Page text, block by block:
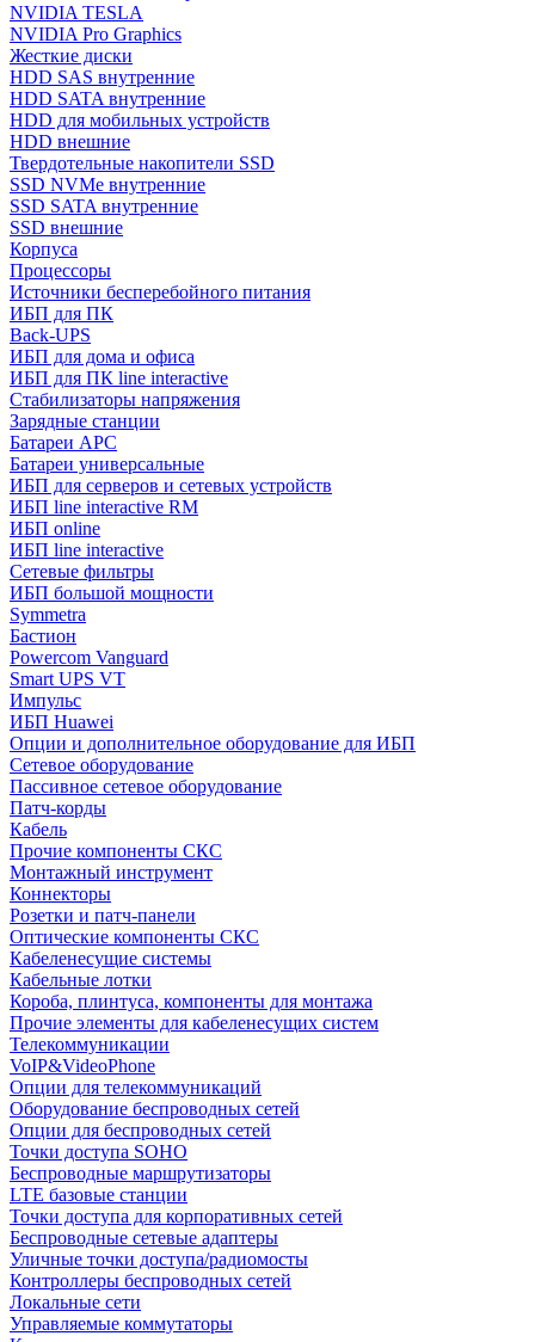
NVIDIA TESLA
NVIDIA Pro Graphics
Жесткие диски
HDD SAS внутренние
HDD SATA внутренние
HDD для мобильных устройств
HDD внешние
Твердотельные накопители SSD
SSD NVMe внутренние
SSD SATA внутренние
SSD внешние
Корпуса
Процессоры
Источники бесперебойного питания
ИБП для ПК
Back-UPS
ИБП для дома и офиса
ИБП для ПК linе interactive
Стабилизаторы напряжения
Зарядные станции
Батареи APC
Батареи универсальные
ИБП для серверов и сетевых устройств
ИБП line interactive RM
ИБП online
ИБП linе interactive
Сетевые фильтры
ИБП большой мощности
Symmetra
Бастион
Powercom Vanguard
Smart UPS VT
Импульс
ИБП Huawei
Опции и дополнительное оборудование для ИБП
Сетевое оборудование
Пассивное сетевое оборудование
Патч-корды
Кабель
Прочие компоненты СКС
Монтажный инструмент
Коннекторы
Розетки и патч-панели
Оптические компоненты СКС
Кабеленесущие системы
Кабельные лотки
Короба, плинтуса, компоненты для монтажа
Прочие элементы для кабеленесущих систем
Телекоммуникации
VoIP&VideoPhone
Опции для телекоммуникаций
Оборудование беспроводных сетей
Опции для беспроводных сетей
Точки доступа SOHO
Беспроводные маршрутизаторы
LTE базовые станции
Точки доступа для корпоративных сетей
Беспроводные сетевые адаптеры
Уличные точки доступа/радиомосты
Контроллеры беспроводных сетей
Локальные сети
Управляемые коммутаторы